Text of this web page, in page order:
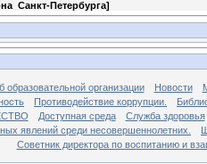
Санкт-Петербурга]
образовательной организации Новости
Противодействие коррупции.
Доступная среда
Служба здоровья
явлений среди несовершеннолетних.
Советник директора по воспитанию и